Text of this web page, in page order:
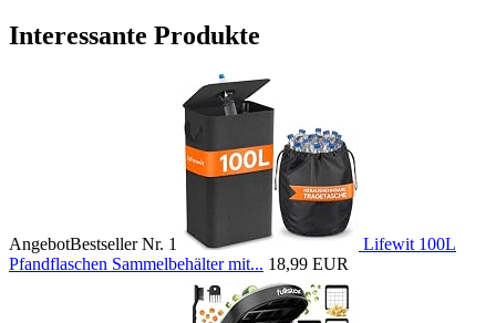
Interessante Produkte
AngebotBestseller Nr. 1
Lifewit 100L
Pfandflaschen Sammelbehälter mit... 18,99 EUR